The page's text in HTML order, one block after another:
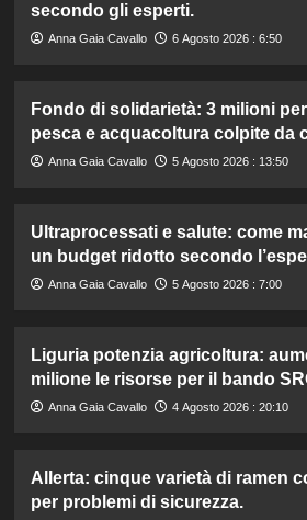
secondo gli esperti.
Anna Gaia Cavallo 6 Agosto 2026 : 6:50
Fondo di solidarietà: 3 milioni
pesca e acquacoltura colpite da
Anna Gaia Cavallo 5 Agosto 2026 : 13:50
Ultraprocessati e salute: come
un budget ridotto secondo
Anna Gaia Cavallo 5 Agosto 2026 : 7:00
Liguria potenzia agricoltura:
milione le risorse per il bando
Anna Gaia Cavallo 4 Agosto 2026 : 20:10
Allerta: cinque varietà di ramen
per problemi di sicurezza.